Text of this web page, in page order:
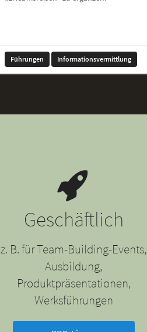
Führungen Informationsvermittlung
Geschäftlich
z. B. für Team-Building-Events,
Ausbildung,
Produktpräsentationen,
Werksführungen